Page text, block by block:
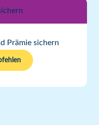
Prämie sichern